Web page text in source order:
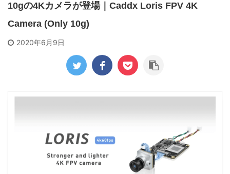
10gの4Kカメラが登場｜Caddx Loris FPV 4K
Camera (Only 10g)
2020年6月9日